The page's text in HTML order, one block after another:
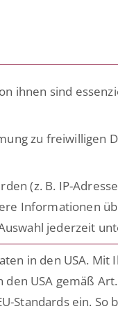
rund
ihnen sind
zu freiwilligen
(z. B. IP-
Informationen
jederzeit
in den USA.
USA gemäß Art.
Standards ein. So